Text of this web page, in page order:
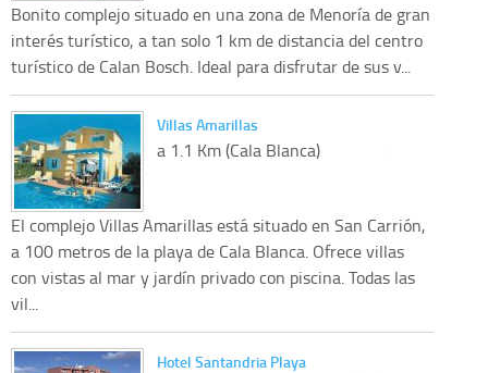
Bonito complejo situado en una zona de Menoría de gran
interés turístico, a tan solo 1 km de distancia del centro
turístico de Calan Bosch. Ideal para disfrutar de sus v...
Villas Amarillas
a 1.1 Km (Cala Blanca)
El complejo Villas Amarillas está situado en San Carrión,
a 100 metros de la playa de Cala Blanca. Ofrece villas
con vistas al mar y jardín privado con piscina. Todas las
vil...
Hotel Santandria Playa